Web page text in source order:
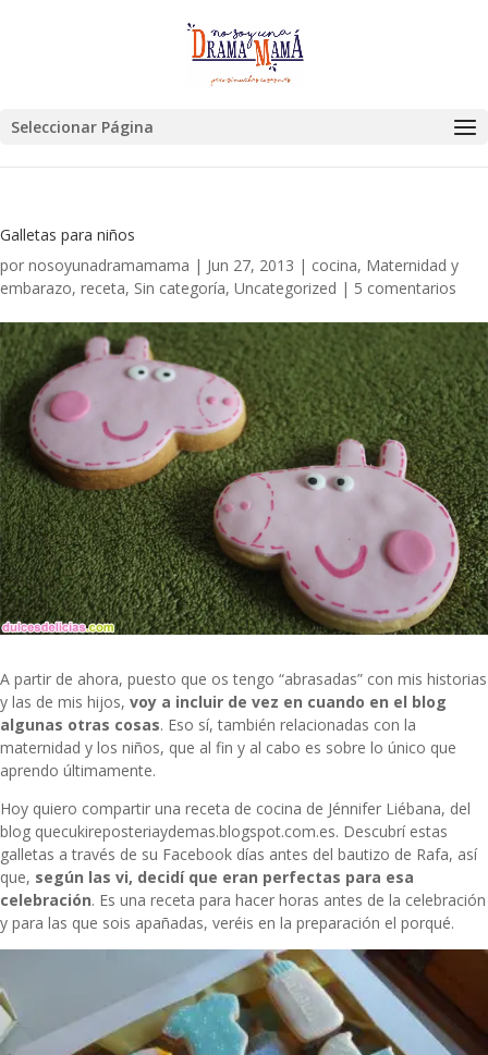
Seleccionar Página
Galletas para niños
por nosoyunadramamama | Jun 27, 2013 | cocina, Maternidad y
embarazo, receta, Sin categoría, Uncategorized | 5 comentarios
A partir de ahora, puesto que os tengo “abrasadas” con mis historias
y las de mis hijos, voy a incluir de vez en cuando en el blog
algunas otras cosas. Eso sí, también relacionadas con la
maternidad y los niños, que al fin y al cabo es sobre lo único que
aprendo últimamente.
Hoy quiero compartir una receta de cocina de Jénnifer Liébana, del
blog quecukireposteriaydemas.blogspot.com.es. Descubrí estas
galletas a través de su Facebook días antes del bautizo de Rafa, así
que, según las vi, decidí que eran perfectas para esa
celebración. Es una receta para hacer horas antes de la celebración
y para las que sois apañadas, veréis en la preparación el porqué.